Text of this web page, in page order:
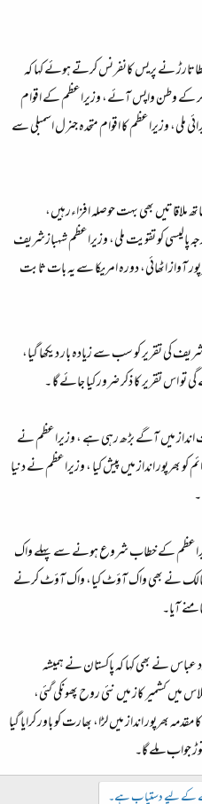
نے پریس کانفرنس کرتے ہوئے کہا کہ
کر کے وطن واپس آئے، وزیراعظم کے اقوام
ملی، وزیراعظم کا اقوام متحدہ جنرل اسمبلی سے
ملاقاتیں بھی بہت حوصلہ افزاءرہیں،
پالیسی کو تقویت ملی، وزیراعظم شہبازشریف
آواز اٹھائی، دورہ امریکا سے یہ بات ثابت
کی تقریر کو سب سے زیادہ بار دیکھا گیا،
تو اس تقریر کا ذکر ضرور کیا جائے گا ۔
انداز میں آگے بڑھ رہی ہے ، وزیراعظم نے
بھرپور انداز میں پیش کیا ، وزیراعظم نے دنیا
وزیراعظم کے خطاب شروع ہونے سے پہلے واک
نے بھی واک آؤٹ کیا، واک آؤٹ کرنے
آیا۔
عباس نے بھی کہا کہ پاکستان نے ہمیشہ
میں کشمیر کاز میں نئی روح پھونکی گئی،
بھرپور انداز میں لڑا، بھارت کو باور کرایا گیا
جواب ملے گا۔
کے لیے دستیاب ہے۔